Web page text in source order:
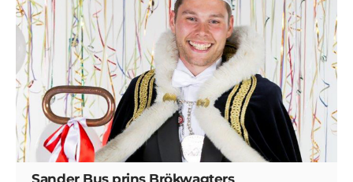
Sander Bus prins Brökwagters